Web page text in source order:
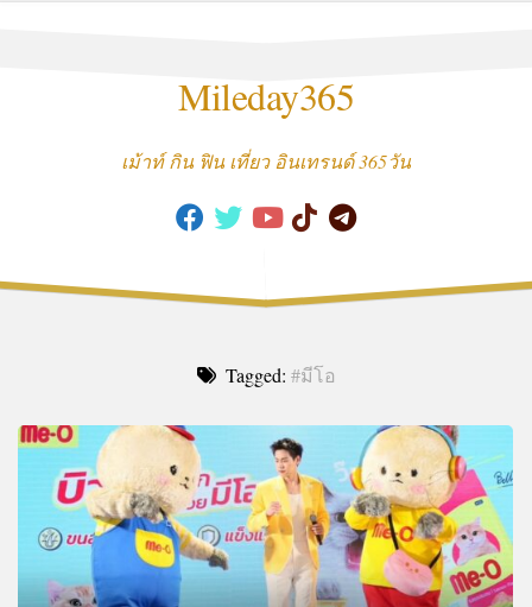
Mileday365
เม้าท์ กิน ฟิน เที่ยว อินเทรนด์ 365วัน
Tagged: #มีโอ